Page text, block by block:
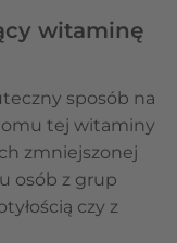
witaminę
sposób na
tej witaminy
zmniejszonej
osób z grup
czy z